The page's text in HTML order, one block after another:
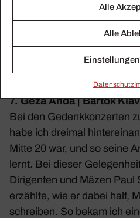
Alle
Alle
Daten­schutz
6. Prince | Solo vom
Ein relativ unbe­kannter
sonst in diesem Genre es
7. Géza Anda | Bartók
Bei den Gedenk­kon­zerten
habe ich dreimal
Mitte 20 war, und so seine
lernt. Bei dieser
Diri­genten und Mäzen Paul
erzählte, wie er dabei half,
schreiben. So bekam ich